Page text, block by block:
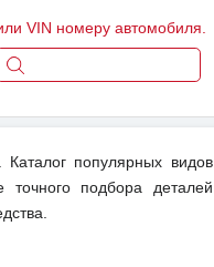
VIN номеру автомобиля.
Каталог популярных видов
подбора деталей